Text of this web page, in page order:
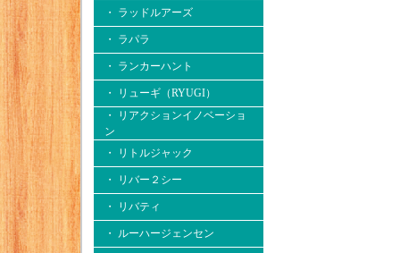
・ ラッドルアーズ
・ ラパラ
・ ランカーハント
・ リューギ（RYUGI）
・ リアクションイノベーショ
ン
・ リトルジャック
・ リバー２シー
・ リバティ
・ ルーハージェンセン